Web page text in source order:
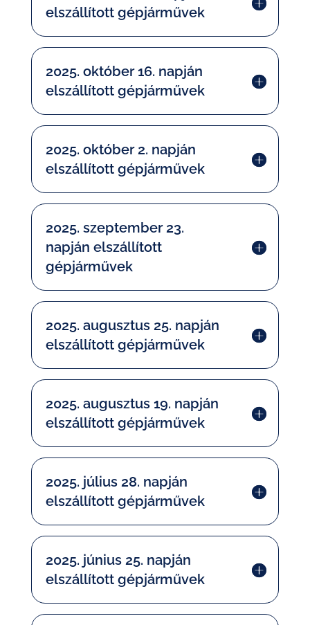
elszállított gépjárművek
2025. október 16. napján
elszállított gépjárművek
2025. október 2. napján
elszállított gépjárművek
2025. szeptember 23.
napján elszállított
gépjárművek
2025. augusztus 25. napján
elszállított gépjárművek
2025. augusztus 19. napján
elszállított gépjárművek
2025. július 28. napján
elszállított gépjárművek
2025. június 25. napján
elszállított gépjárművek